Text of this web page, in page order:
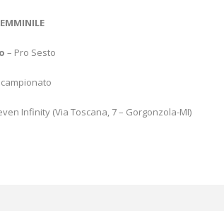
– Pro Sesto
Infinity (Via Toscana, 7 – Gorgonzola-MI)